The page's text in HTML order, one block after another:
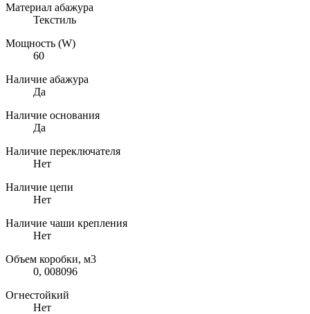
Материал абажура
Текстиль
Мощность (W)
60
Наличие абажура
Да
Наличие основания
Да
Наличие переключателя
Нет
Наличие цепи
Нет
Наличие чаши крепления
Нет
Объем коробки, м3
0, 008096
Огнестойкий
Нет